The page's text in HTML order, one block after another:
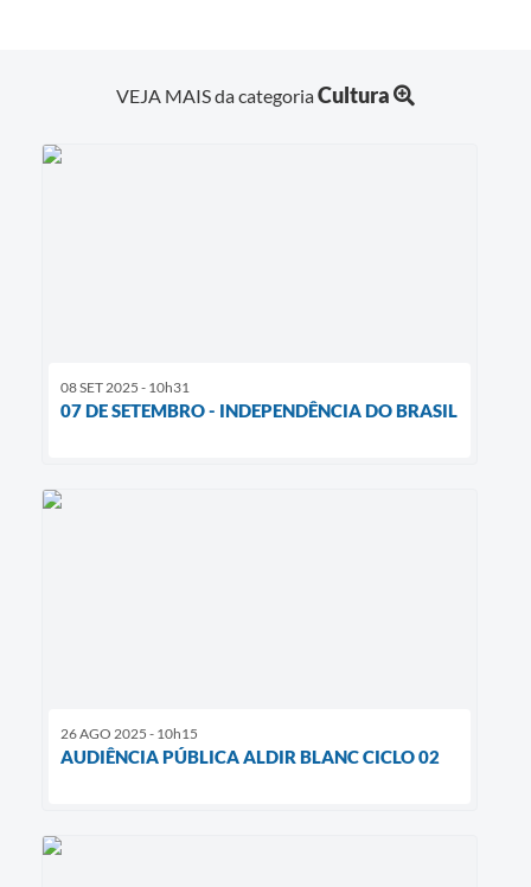
VEJA MAIS da categoriaCultura
08 SET 2025 - 10h31
07 DE SETEMBRO - INDEPENDÊNCIA DO BRASIL
26 AGO 2025 - 10h15
AUDIÊNCIA PÚBLICA ALDIR BLANC CICLO 02